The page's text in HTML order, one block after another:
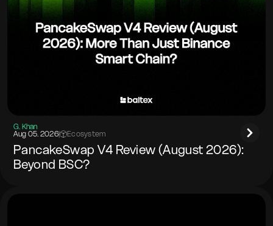
G. Khan
Aug 05. 2026| Ecosystem
PancakeSwap V4 Review (August 2026):
Beyond BSC?